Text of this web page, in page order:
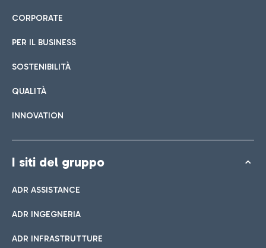
CORPORATE
PER IL BUSINESS
SOSTENIBILITÀ
QUALITÀ
INNOVATION
I siti del gruppo
ADR ASSISTANCE
ADR INGEGNERIA
ADR INFRASTRUTTURE